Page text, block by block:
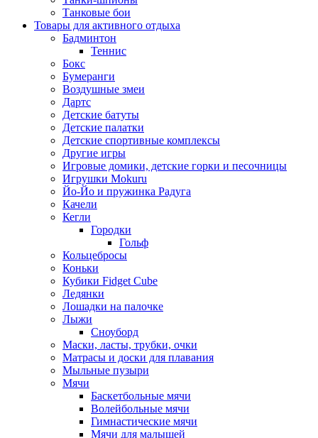
Танковые бои
Товары для активного отдыха
Бадминтон
Теннис
Бокс
Бумеранги
Воздушные змеи
Дартс
Детские батуты
Детские палатки
Детские спортивные комплексы
Другие игры
Игровые домики, детские горки и песочницы
Игрушки Mokuru
Йо-Йо и пружинка Радуга
Качели
Кегли
Городки
Гольф
Кольцебросы
Коньки
Кубики Fidget Cube
Ледянки
Лошадки на палочке
Лыжи
Сноуборд
Маски, ласты, трубки, очки
Матрасы и доски для плавания
Мыльные пузыри
Мячи
Баскетбольные мячи
Волейбольные мячи
Гимнастические мячи
Мячи для малышей